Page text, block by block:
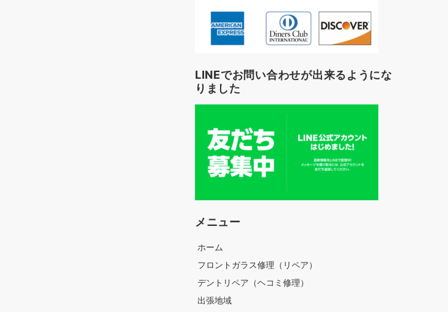
LINEでお問い合わせが出来るようにな
りました
メニュー
ホーム
フロントガラス修理（リペア）
デントリペア（ヘコミ修理）
出張地域